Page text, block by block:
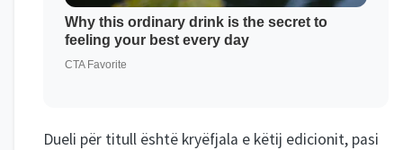
Dueli për titull është kryëfjala e këtij edicionit, pasi